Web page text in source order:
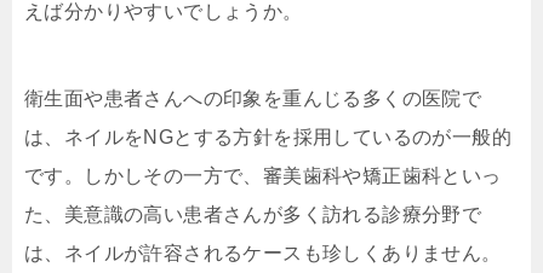
えば分かりやすいでしょうか。
衛生面や患者さんへの印象を重んじる多くの医院で
は、ネイルをNGとする方針を採用しているのが一般的
です。しかしその一方で、審美歯科や矯正歯科といっ
た、美意識の高い患者さんが多く訪れる診療分野で
は、ネイルが許容されるケースも珍しくありません。